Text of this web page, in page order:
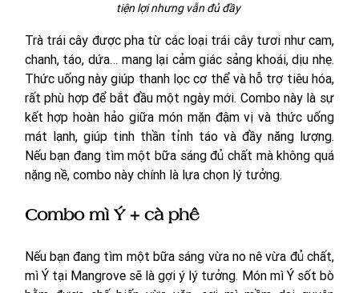
tiện lợi nhưng vẫn đủ đầy
Trà trái cây được pha từ các loại trái cây tươi như cam,
chanh, táo, dứa… mang lại cảm giác sảng khoái, dịu nhẹ.
Thức uống này giúp thanh lọc cơ thể và hỗ trợ tiêu hóa,
rất phù hợp để bắt đầu một ngày mới. Combo này là sự
kết hợp hoàn hảo giữa món mặn đậm vị và thức uống
mát lạnh, giúp tinh thần tỉnh táo và đầy năng lượng.
Nếu bạn đang tìm một bữa sáng đủ chất mà không quá
nặng nề, combo này chính là lựa chọn lý tưởng.
Combo mì Ý + cà phê
Nếu bạn đang tìm một bữa sáng vừa no nê vừa đủ chất,
mì Ý tại Mangrove sẽ là gợi ý lý tưởng. Món mì Ý sốt bò